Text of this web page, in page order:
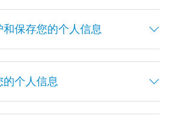
保存您的个人信息
的个人信息